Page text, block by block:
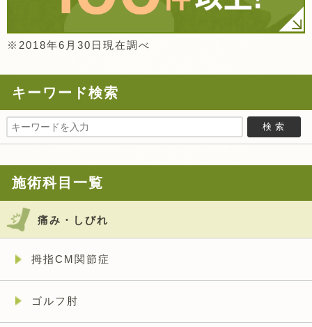
※2018年6月30日現在調べ
キーワード検索
施術科目一覧
痛み・しびれ
拇指CM関節症
ゴルフ肘